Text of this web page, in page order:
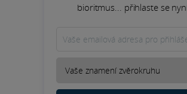
bioritmus... přihlaste se